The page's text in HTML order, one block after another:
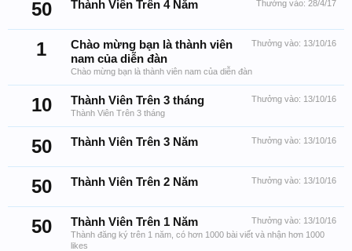
50 Thưởng vào: 28/4/17
Thành Viên Trên 4 Năm
1 Thưởng vào: 13/10/16
Chào mừng bạn là thành viên
nam của diễn đàn
Chào mừng bạn là thành viên nam của diễn đàn
10 Thưởng vào: 13/10/16
Thành Viên Trên 3 tháng
Thành Viên Trên 3 tháng
50 Thưởng vào: 13/10/16
Thành Viên Trên 3 Năm
50 Thưởng vào: 13/10/16
Thành Viên Trên 2 Năm
50 Thưởng vào: 13/10/16
Thành Viên Trên 1 Năm
Thành đăng ký trên 1 năm, có hơn 1000 bài viết và nhận hơn 1000
likes